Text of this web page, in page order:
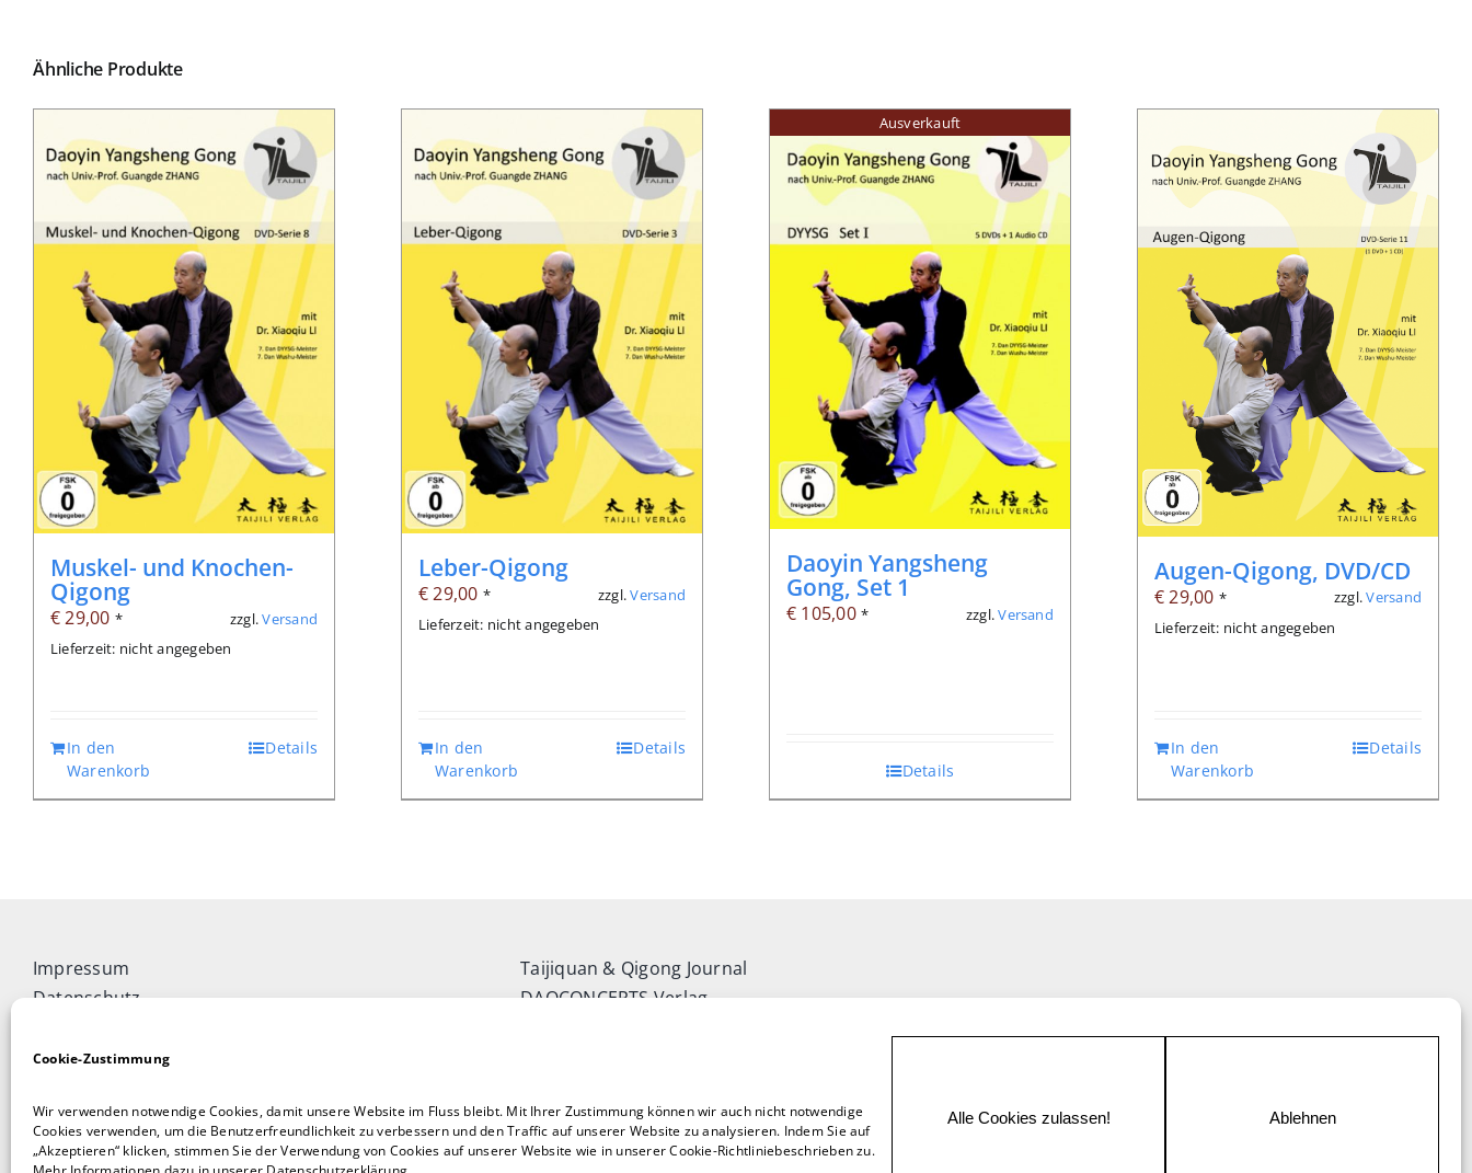
Cookie-Zustimmung
Wir verwenden notwendige Cookies, damit unsere Website im Fluss bleibt. Mit Ihrer Zustimmung können wir auch nicht notwendige
Cookies verwenden, um die Benutzerfreundlichkeit zu verbessern und den Traffic auf unserer Website zu analysieren. Indem Sie auf
„Akzeptieren“ klicken, stimmen Sie der Verwendung von Cookies auf unserer Website wie in unserer Cookie-Richtliniebeschrieben zu.
Alle Cookies zulassen! Ablehnen
Ähnliche Produkte
Muskel- und Knochen-
Qigong
€29,00 * zzgl.Versand
Lieferzeit: nicht angegeben
In den
Warenkorb
Details
Leber-Qigong
€29,00 * zzgl.Versand
Lieferzeit: nicht angegeben
In den
Warenkorb
Details
Ausverkauft
Daoyin Yangsheng
Gong, Set 1
€ 105,00 * zzgl.Versand
Details
Augen-Qigong, DVD/CD
€29,00 * zzgl.Versand
Lieferzeit: nicht angegeben
In den
Warenkorb
Details
Impressum
Datenschutz
Cookie-Richtlinie (EU)
Vertrag widerrufen
Taijiquan & Qigong Journal
DAOCONCEPTS Verlag